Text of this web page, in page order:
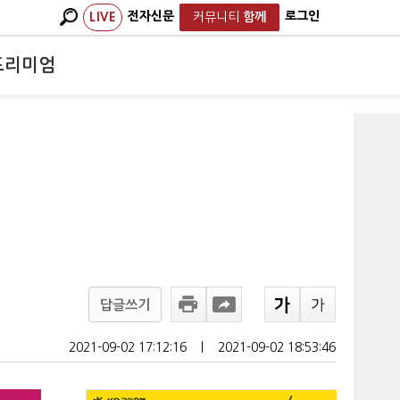
LIVE 전자신문 커뮤니티 함께 로그인
리미엄
답글쓰기
2021-09-02 17:12:16 2021-09-02 18:53:46